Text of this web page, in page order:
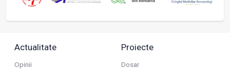
Actualitate
Opinii
Proiecte
Dosar